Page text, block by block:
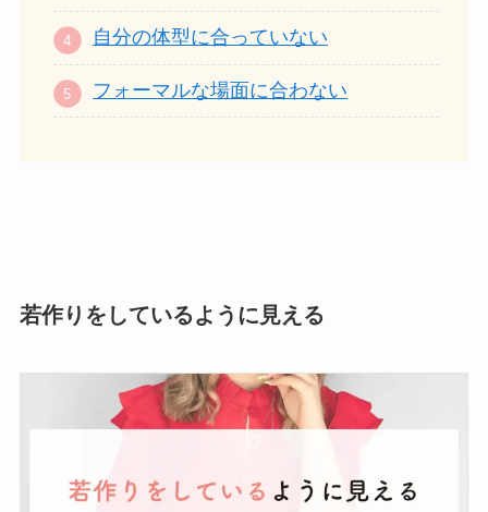
自分の体型に合っていない
フォーマルな場面に合わない
若作りをしているように見える